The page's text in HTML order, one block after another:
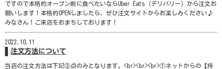
ですので本格的オープン前に食べたいならUber Eats（デリバリー）から注文お
願いします！本格的OPENしましたら、ぜひ注文サイトからお楽しみください♪
みなさん！ご来店をおまちしております！
2022.10.11
注文方法について
当店の注文方法は下記③点のみとなります。<br><br><br>①ネットからの【持